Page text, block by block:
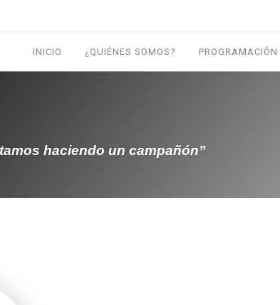
INICIO ¿QUIÉNES SOMOS? PROGRAMACIÓN
haciendo un campañón”